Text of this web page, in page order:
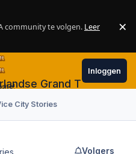
community te volgen. Leer
×
Grand Theft Auto
Inloggen
City Stories
Volgers